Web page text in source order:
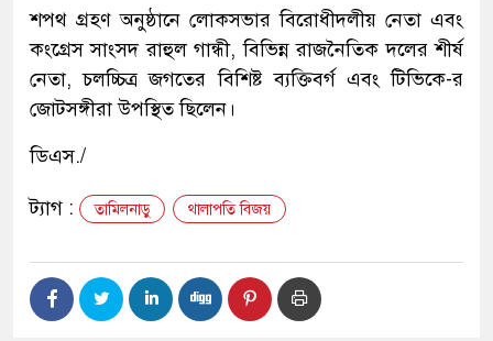
শপথ গ্রহণ অনুষ্ঠানে লোকসভার বিরোধীদলীয় নেতা এবং
কংগ্রেস সাংসদ রাহুল গান্ধী, বিভিন্ন রাজনৈতিক দলের শীর্ষ
নেতা, চলচ্চিত্র জগতের বিশিষ্ট ব্যক্তিবর্গ এবং টিভিকে-র
জোটসঙ্গীরা উপস্থিত ছিলেন।
ডিএস./
ট্যাগ : তামিলনাড়ু থালাপতি বিজয়